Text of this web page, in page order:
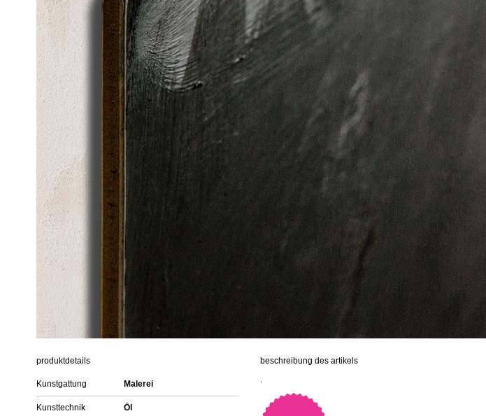
produktdetails
Kunstgattung Malerei
Kunsttechnik Öl
beschreibung des artikels
.